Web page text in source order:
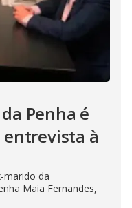
Penha é
entrevista à
marido da
Maia Fernandes,